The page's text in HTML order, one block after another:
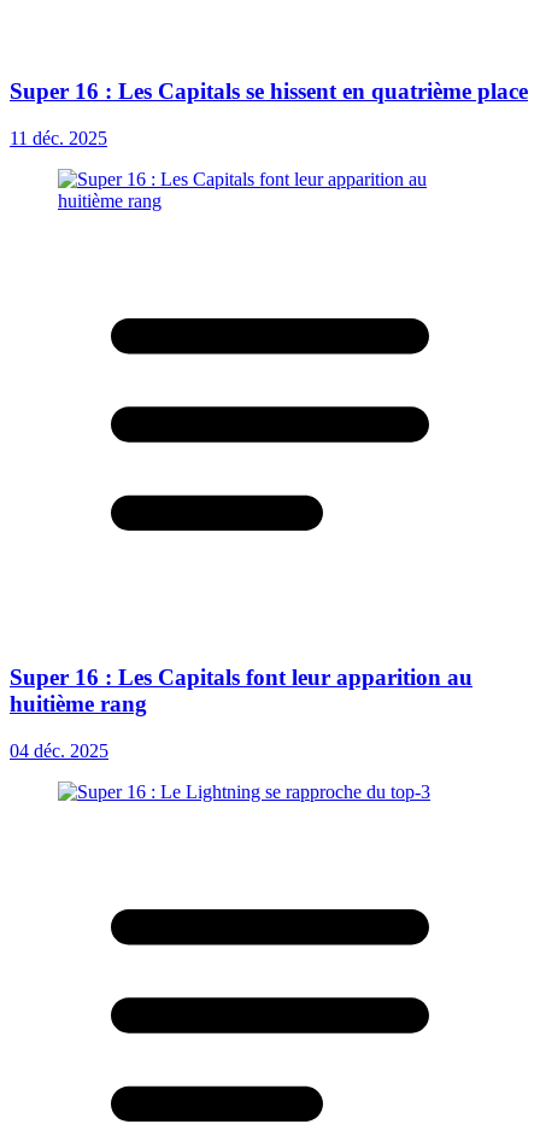
Super 16 : Les Capitals se hissent en quatrième place
11 déc. 2025
Super 16 : Les Capitals font leur apparition au
huitième rang
04 déc. 2025